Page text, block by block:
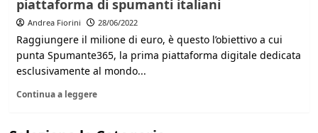
piattaforma di spumanti italiani
Andrea Fiorini 28/06/2022
Raggiungere il milione di euro, è questo l’obiettivo a cui
punta Spumante365, la prima piattaforma digitale dedicata
esclusivamente al mondo...
Continua a leggere